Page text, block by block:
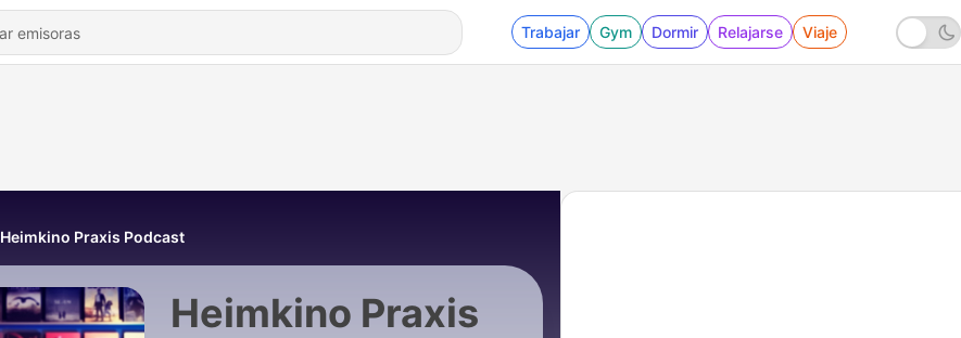
Trabajar Gym Dormir Relajarse Viaje
Heimkino Praxis Podcast
Heimkino Praxis